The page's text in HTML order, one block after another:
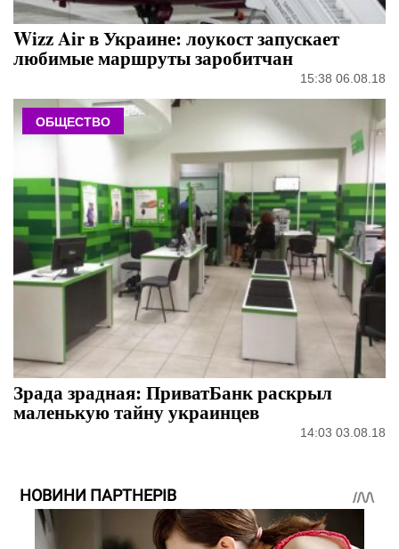
Wizz Air в Украине: лоукост запускает
любимые маршруты заробитчан
15:38 06.08.18
ОБЩЕСТВО
Зрада зрадная: ПриватБанк раскрыл
маленькую тайну украинцев
14:03 03.08.18
НОВИНИ ПАРТНЕРІВ